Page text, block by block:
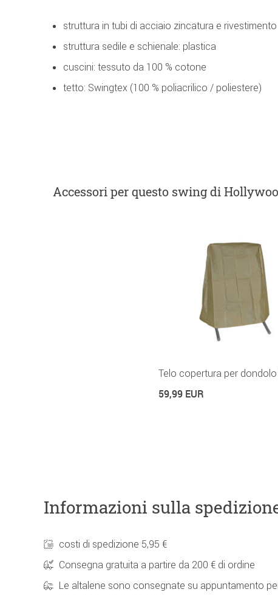
struttura in tubi di acciaio zincatura e rivestimento
struttura sedile e schienale: plastica
cuscini: tessuto da 100 % cotone
tetto: Swingtex (100 % poliacrilico / poliestere)
Accessoriper questo swing di
Telo copertura per dondolo
59,99 EUR
Informazioni sulla
costi di spedizione 5,95 €
Consegna gratuita a partire da 200 € di ordine
Le altalene sono consegnate su appuntamento